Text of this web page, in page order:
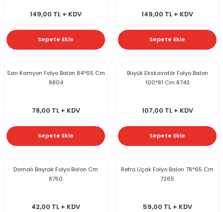
149,00 TL + KDV
Sepete Ekle
149,00 TL + KDV
Sepete Ekle
Sarı Kamyon Folyo Balon 84*65 Cm
8804
78,00 TL + KDV
Sepete Ekle
Büyük Ekskavatör Folyo Balon
100*81 Cm 8743
107,00 TL + KDV
Sepete Ekle
Damalı Bayrak Folyo Balon Cm
8750
42,00 TL + KDV
Retro Uçak Folyo Balon 78*65 Cm
7265
59,00 TL + KDV